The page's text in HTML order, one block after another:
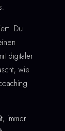
Du
digitaler
wie
immer